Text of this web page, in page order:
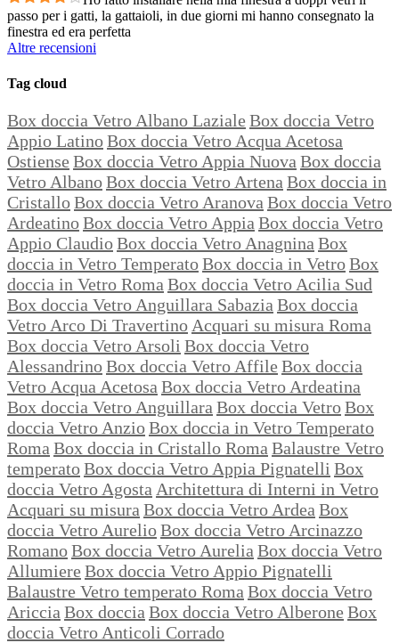
passo per i gatti, la gattaioli, in due giorni mi hanno consegnato la
finestra ed era perfetta
Altre recensioni
Tag cloud
Box doccia Vetro Albano Laziale Box doccia Vetro
Appio LatinoBox doccia Vetro Acqua Acetosa
Ostiense Box doccia Vetro Appia Nuova Box doccia
Vetro AlbanoBox doccia Vetro Artena Box doccia in
CristalloBox doccia Vetro Aranova Box doccia Vetro
ArdeatinoBox doccia Vetro Appia Box doccia Vetro
Appio ClaudioBox doccia Vetro Anagnina Box
doccia in Vetro TemperatoBox doccia in VetroBox
doccia in Vetro Roma Box doccia Vetro Acilia Sud
Box doccia Vetro Anguillara Sabazia Box doccia
Vetro Arco Di Travertino Acquari su misura Roma
Box doccia Vetro Arsoli Box doccia Vetro
AlessandrinoBox doccia Vetro Affile Box doccia
Vetro Acqua Acetosa Box doccia Vetro Ardeatina
Box doccia Vetro Anguillara Box doccia VetroBox
doccia Vetro AnzioBox doccia in Vetro Temperato
Roma Box doccia in Cristallo Roma Balaustre Vetro
temperatoBox doccia Vetro Appia Pignatelli Box
doccia Vetro Agosta Architettura di Interni in Vetro
Acquari su misura Box doccia Vetro Ardea Box
doccia Vetro AurelioBox doccia Vetro Arcinazzo
RomanoBox doccia Vetro Aurelia Box doccia Vetro
Allumiere Box doccia Vetro Appio Pignatelli
Balaustre Vetro temperato Roma Box doccia Vetro
Ariccia Box doccia Box doccia Vetro Alberone Box
doccia Vetro Anticoli Corrado